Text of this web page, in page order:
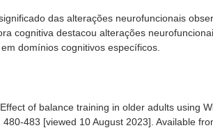
das alterações neurofuncionais
cognitiva destacou alterações
domínios cognitivos específicos.
of balance training in older adults using
483 [viewed 10 August 2023]. Available